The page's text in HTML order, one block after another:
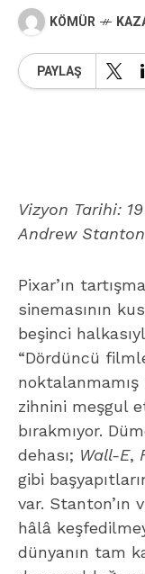
KÖMÜR
PAYLAŞ
Vizyon Tarihi:
Andrew
Pixar’ın
sinemasının
beşinci
“Dördüncü
noktalanmamış
zihnini meşgul
bırakmıyor.
dehası; Wall-E,
gibi
var. Stanton’ın
hâlâ
dünyanın tam